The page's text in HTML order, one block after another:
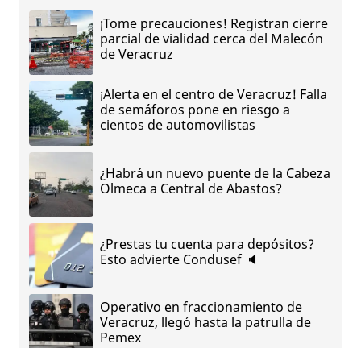
¡Tome precauciones! Registran cierre
parcial de vialidad cerca del Malecón
de Veracruz
¡Alerta en el centro de Veracruz! Falla
de semáforos pone en riesgo a
cientos de automovilistas
¿Habrá un nuevo puente de la Cabeza
Olmeca a Central de Abastos?
¿Prestas tu cuenta para depósitos?
Esto advierte Condusef 🔈
Operativo en fraccionamiento de
Veracruz, llegó hasta la patrulla de
Pemex